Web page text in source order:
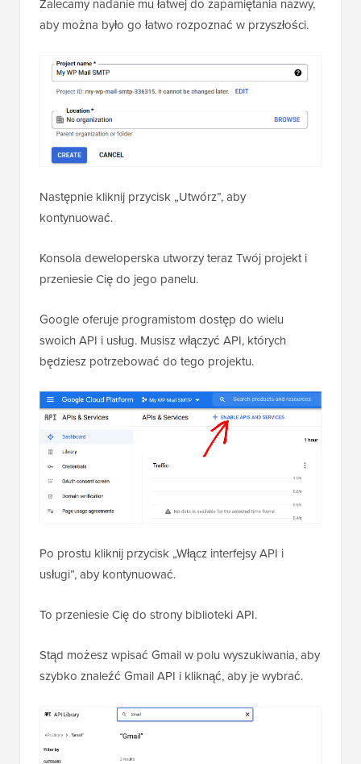
Zalecamy nadanie mu łatwej do zapamiętania nazwy,
aby można było go łatwo rozpoznać w przyszłości.
Następnie kliknij przycisk „Utwórz”, aby
kontynuować.
Konsola deweloperska utworzy teraz Twój projekt i
przeniesie Cię do jego panelu.
Google oferuje programistom dostęp do wielu
swoich API i usług. Musisz włączyć API, których
będziesz potrzebować do tego projektu.
Po prostu kliknij przycisk „Włącz interfejsy API i
usługi”, aby kontynuować.
To przeniesie Cię do strony biblioteki API.
Stąd możesz wpisać Gmail w polu wyszukiwania, aby
szybko znaleźć Gmail API i kliknąć, aby je wybrać.